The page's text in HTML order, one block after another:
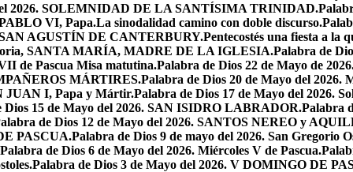
2026. SOLEMNIDAD DE LA SANTÍSIMA TRINIDAD.
VI, Papa.La sinodalidad camino con doble discurso.
SAN AGUSTÍN DE CANTERBURY.Pentecostés una fiesta a la
SANTA MARÍA, MADRE DE LA IGLESIA.Palabra de
de Pascua Misa matutina.Palabra de Dios 22 de Mayo de
MÁRTIRES.Palabra de Dios 20 de Mayo del 2026.
JUAN I, Papa y Mártir.Palabra de Dios 17 de Mayo del 2026.
Dios 15 de Mayo del 2026. SAN ISIDRO LABRADOR.Palabra
de Dios 12 de Mayo del 2026. SANTOS NEREO y
PASCUA.Palabra de Dios 9 de mayo del 2026. San Gregorio
Palabra de Dios 6 de Mayo del 2026. Miércoles V de Pascua.
Palabra de Dios 3 de Mayo del 2026. V DOMINGO DE